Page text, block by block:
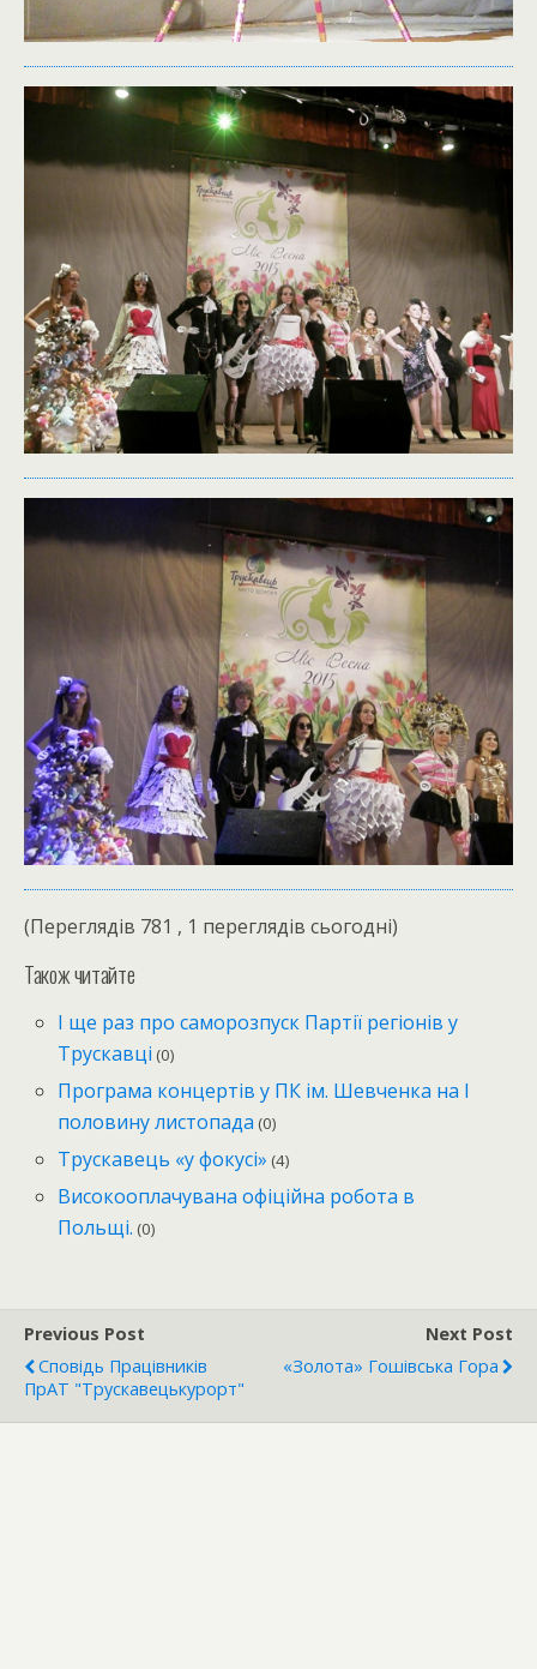
(Переглядів 781 , 1 переглядів сьогодні)
Також читайте
І ще раз про саморозпуск Партії регіонів у
Трускавці (0)
Програма концертів у ПК ім. Шевченка на І
половину листопада (0)
Трускавець «у фокусі» (4)
Високооплачувана офіційна робота в
Польщі. (0)
Previous Post
Сповідь Працівників
ПрАТ "Трускавецькурорт"
Next Post
«Золота» Гошівська Гора